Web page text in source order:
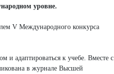
уровне.
V Международного конкурса
и адаптироваться к учебе. Вместе с
в журнале Высшей